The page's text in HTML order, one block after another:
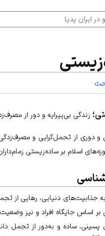
زندگی بی‌پیرایه و دور از
و دوری از تجمل‌گرایی و
اسلام بر ساده‌زیستی
جذابیت‌های دنیایی، رهایی از
بر اساس جایگاه افراد و نیز
پسینی، ساده و به‌دور از تجمل